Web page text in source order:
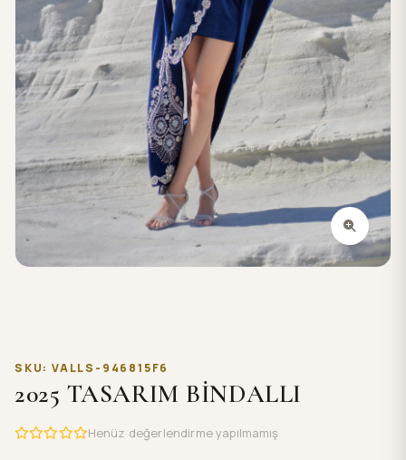
SKU: VALLS-946815F6
2025 TASARIM BİNDALLI
Henüz değerlendirme yapılmamış